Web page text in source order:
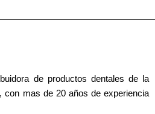
de productos dentales de la
con mas de 20 años de experiencia